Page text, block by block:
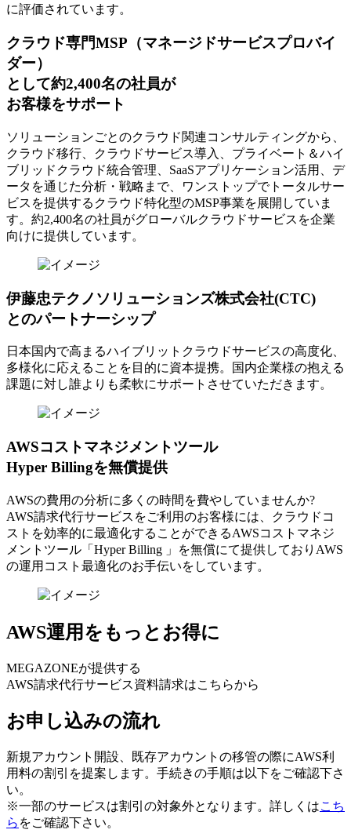
に評価されています。
クラウド専門MSP （マネージドサービスプロバイ
ダー）
として約2,400名の社員が
お客様をサポート
ソリューションごとのクラウド関連コンサルティングから、
クラウド移行、クラウドサービス導入、プライベート＆ハイ
ブリッドクラウド統合管理、SaaSアプリケーション活用、デ
ータを通じた分析・戦略まで、ワンストップでトータルサー
ビスを提供するクラウド特化型のMSP事業を展開していま
す。約2,400名の社員がグローバルクラウドサービスを企業
向けに提供しています。
伊藤忠テクノソリューションズ株式会社(CTC)
とのパートナーシップ
日本国内で高まるハイブリットクラウドサービスの高度化、
多様化に応えることを目的に資本提携。国内企業様の抱える
課題に対し誰よりも柔軟にサポートさせていただきます。
AWSコストマネジメントツール
Hyper Billingを無償提供
AWSの費⽤の分析に多くの時間を費やしていませんか?
AWS請求代⾏サービスをご利⽤のお客様には、クラウドコ
ストを効率的に最適化することができるAWSコストマネジ
メントツール「Hyper Billing 」を無償にて提供しておりAWS
の運⽤コスト最適化のお⼿伝いをしています。
AWS運用をもっとお得に
MEGAZONEが提供する
AWS請求代行サービス資料請求はこちらから
お申し込みの流れ
新規アカウント開設、既存アカウントの移管の際にAWS利
用料の割引を提案します。手続きの手順は以下をご確認下さ
い。
※一部のサービスは割引の対象外となります。詳しくはこち
ら をご確認下さい。